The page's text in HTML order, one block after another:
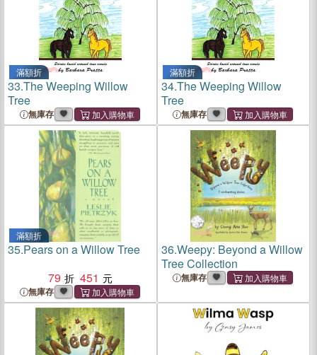
滿額折
33.The Weeping Willow
Tree
無庫存
滿額折
34.The Weeping Willow
Tree
無庫存
滿額折
35.Pears on a Willow Tree
79
451
無庫存
36.Weepy: Beyond a Willow
Tree Collection
無庫存